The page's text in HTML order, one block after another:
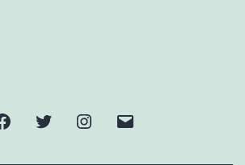
FacebookTwitter Instagram